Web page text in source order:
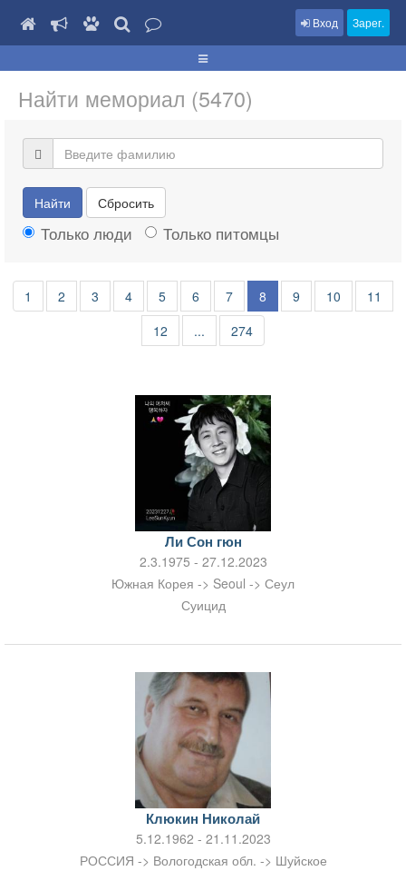
Вход Зарег.
Найти мемориал (5470)
Найти Сбросить
Только люди Только питомцы
1 2 3 4 5 6 7 8 9 10
11
12
... 274
Ли Сон гюн
2.3.1975 - 27.12.2023
Южная Корея -> Seoul -> Сеул
Суицид
Клюкин Николай
5.12.1962 - 21.11.2023
РОССИЯ -> Вологодская обл. -> Шуйское